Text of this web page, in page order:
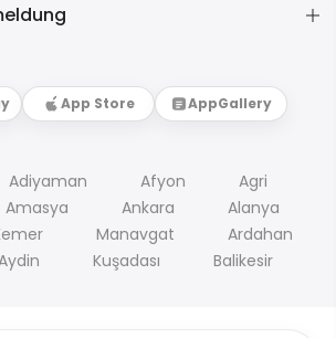
App Store AppGallery
Adiyaman Afyon
Agri
Amasya Ankara
Alanya
Manavgat
Ardahan
Kuşadası Balikesir